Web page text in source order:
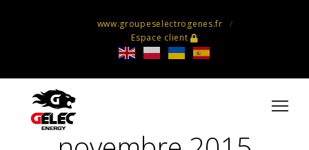
www.groupeselectrogenes.fr
Espace client